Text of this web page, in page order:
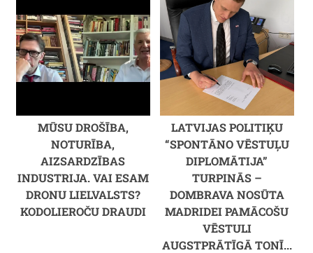
MŪSU DROŠĪBA,
NOTURĪBA,
AIZSARDZĪBAS
INDUSTRIJA. VAI ESAM
DRONU LIELVALSTS?
KODOLIEROČU DRAUDI
LATVIJAS POLITIĶU
“SPONTĀNO VĒSTUĻU
DIPLOMĀTIJA”
TURPINĀS –
DOMBRAVA NOSŪTA
MADRIDEI PAMĀCOŠU
VĒSTULI
AUGSTPRĀTĪGĀ TONĪ...